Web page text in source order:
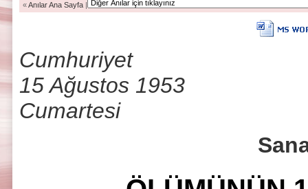
«Anılar Ana Sayfa |
Cumhuriyet
15 Ağustos 1953
Cumartesi